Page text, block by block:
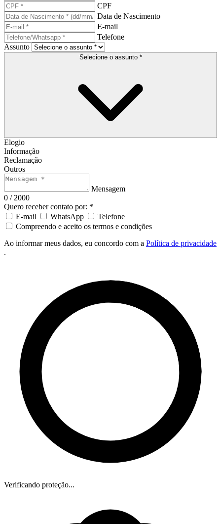
CPF
Data de Nascimento
E-mail
Telefone
Assunto
Selecione o assunto *
Elogio
Informação
Reclamação
Outros
Mensagem
0 / 2000
Quero receber contato por: *
E-mail
WhatsApp
Telefone
Compreendo e aceito os termos e condições
Ao informar meus dados, eu concordo com a Política de privacidade
.
Verificando proteção...